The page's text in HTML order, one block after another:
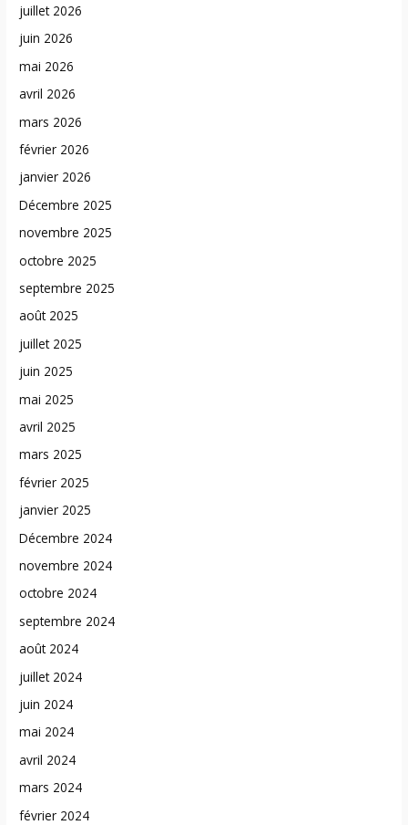
juillet 2026
juin 2026
mai 2026
avril 2026
mars 2026
février 2026
janvier 2026
Décembre 2025
novembre 2025
octobre 2025
septembre 2025
août 2025
juillet 2025
juin 2025
mai 2025
avril 2025
mars 2025
février 2025
janvier 2025
Décembre 2024
novembre 2024
octobre 2024
septembre 2024
août 2024
juillet 2024
juin 2024
mai 2024
avril 2024
mars 2024
février 2024